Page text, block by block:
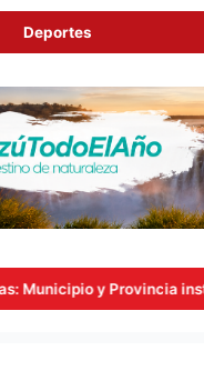
Deportes
instalan un